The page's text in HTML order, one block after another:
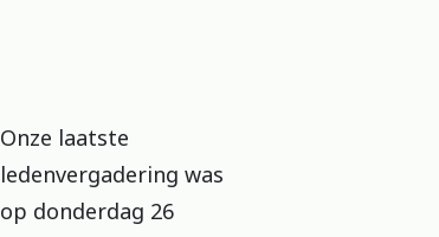
Onze laatste
ledenvergadering was
op donderdag 26